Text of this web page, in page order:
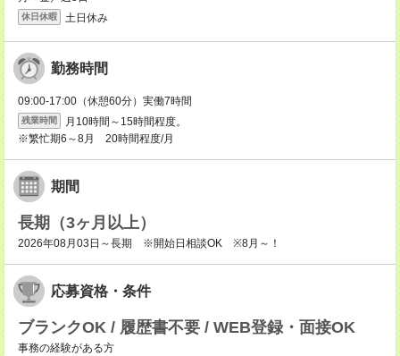
休日休暇 土日休み
勤務時間
09:00-17:00（休憩60分）実働7時間
残業時間
月10時間～15時間程度。
※繁忙期6～8月 20時間程度/月
期間
長期（3ヶ月以上）
2026年08月03日～長期 ※開始日相談OK ※8月～！
応募資格・条件
ブランクOK / 履歴書不要 / WEB登録・面接OK
事務の経験がある方